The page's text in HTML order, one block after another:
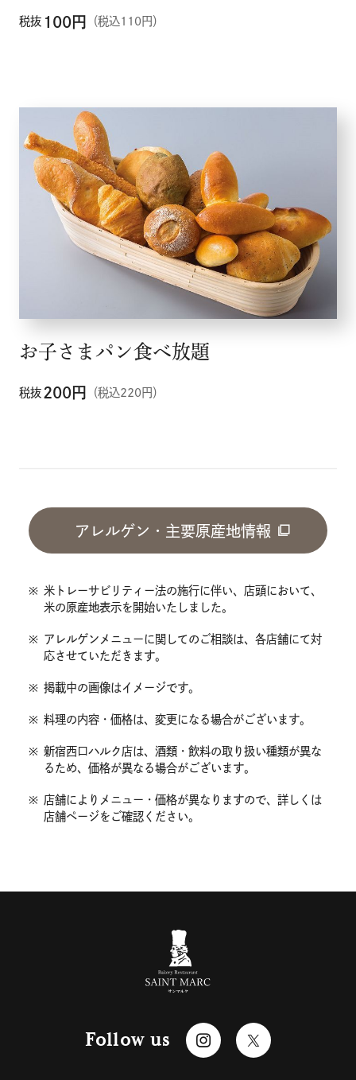
税抜 100円 （税込110円）
お子さまパン食べ放題
税抜 200円 （税込220円）
アレルゲン・主要原産地情報
※ 米トレーサビリティー法の施行に伴い、店頭において、
米の原産地表示を開始いたしました。
※ アレルゲンメニューに関してのご相談は、各店舗にて対
応させていただきます。
※ 掲載中の画像はイメージです。
※ 料理の内容・価格は、変更になる場合がございます。
※ 新宿西口ハルク店は、酒類・飲料の取り扱い種類が異な
るため、価格が異なる場合がございます。
※ 店舗によりメニュー・価格が異なりますので、詳しくは
店舗ページをご確認ください。
Follow us